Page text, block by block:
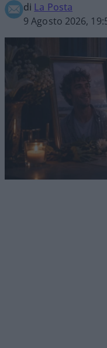
di La Posta
9 Agosto 2026,